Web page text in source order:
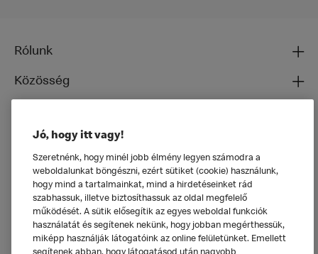
Rólunk
Közösség
Általános
Jó, hogy itt vagy!
Szeretnénk, hogy minél jobb élmény legyen számodra a
weboldalunkat böngészni, ezért sütiket (cookie) használunk,
hogy mind a tartalmainkat, mind a hirdetéseinket rád
szabhassuk, illetve biztosíthassuk az oldal megfelelő
működését. A sütik elősegítik az egyes weboldal funkciók
használatát és segítenek nekünk, hogy jobban megérthessük,
miképp használják látogatóink az online felületünket. Emellett